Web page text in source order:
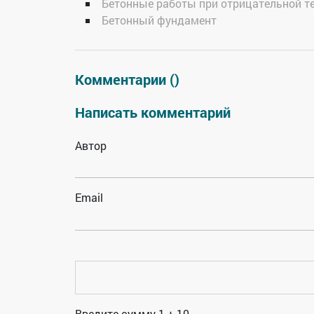
Бетонные работы при отрицательной
Бетонный фундамент
Комментарии ()
Написать комментарий
Автор
Email